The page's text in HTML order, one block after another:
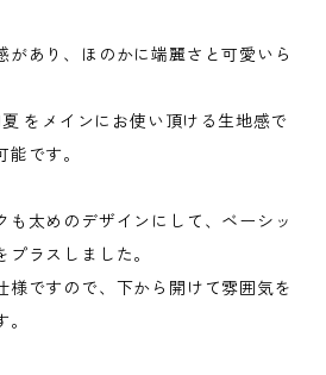
があり、ほのかに端麗さと可愛いら
をメインにお使い頂ける生地感で
です。
も太めのデザインにして、ベーシッ
ラスしました。
様ですので、下から開けて雰囲気を